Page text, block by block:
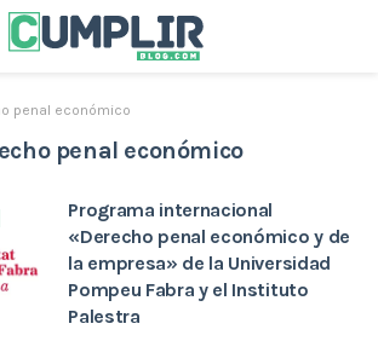
penal económico
penal económico
Programa internacional
«Derecho penal económico y de
la empresa» de la Universidad
Pompeu Fabra y el Instituto
Palestra